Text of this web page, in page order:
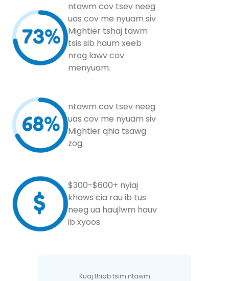
73%
ntawm cov tsev neeg
uas cov me nyuam siv
Mightier tshaj tawm
tsis sib haum xeeb
nrog lawv cov
menyuam.
68%
ntawm cov tsev neeg
uas cov me nyuam siv
Mightier qhia tsawg
zog.
$
$300-$600+ nyiaj
khaws cia rau ib tus
neeg ua haujlwm hauv
ib xyoos.
Kuaj thiab tsim ntawm